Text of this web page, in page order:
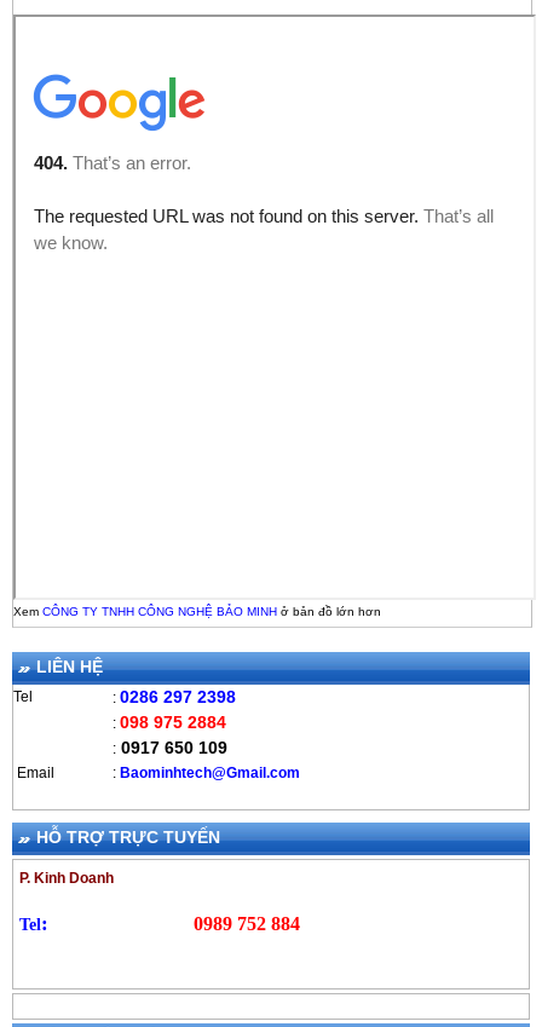
Xem CÔNG TY TNHH CÔNG NGHỆ BẢO MINH ở bản đồ lớn hơn
LIÊN HỆ
Tel : 0286 297 2398
: 098 975 2884
: 0917 650 109
Email : Baominhtech@Gmail.com
HỖ TRỢ TRỰC TUYẾN
P. Kinh Doanh
Tel: 0989 752 884